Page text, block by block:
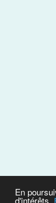
En
d'intérêts.